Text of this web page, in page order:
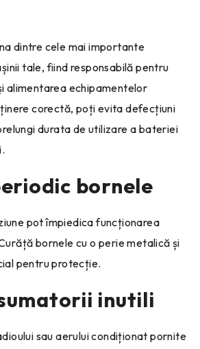
dintre cele mai importante
tale, fiind responsabilă pentru
alimentarea echipamentelor
corectă, poți evita defecțiuni
durata de utilizare a bateriei
bornele
pot împiedica funcționarea
bornele cu o perie metalică și
pentru protecție.
inutili
sau aerului condiționat pornite